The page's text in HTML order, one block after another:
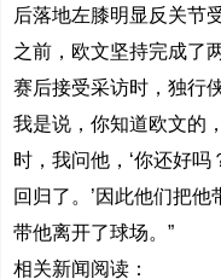
后落地左膝明显反关节
之前，欧文坚持完成了
赛后接受采访时，独行
我是说，你知道欧文的
时，我问他，‘你还好
回归了。’因此他们把
带他离开了球场。”
相关新闻阅读：